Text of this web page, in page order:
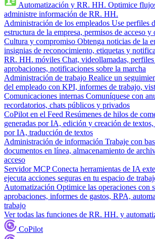
Automatización y RR. HH. Optimice
administre información de RR. HH.
Administración de los empleados Use perfiles
estructura de la empresa, permisos de acceso
Cultura y compromiso Obtenga noticias de la
insignias de reconocimiento, etiquetas y
RR. HH. móviles Chat, videollamadas,
aprobaciones, notificaciones sobre la marcha
Administración de trabajo Realice un
del empleado con KPI, informes de trabajo,
Comunicaciones internas Comuníquese con
recordatorios, chats públicos y privados
CoPilot en el Feed Resúmenes de hilos de
generadas por IA, edición y creación de textos,
por IA, traducción de textos
Administración de información Trabaje con
documentos en línea, almacenamiento de
acceso
Servidor MCP Conecta herramientas de IA
ejecuta acciones seguras en tu espacio de
Automatización Optimice las operaciones con
aprobaciones, informes de gastos, RPA,
trabajo
Ver todas las funciones de RR. HH. y
CoPilot